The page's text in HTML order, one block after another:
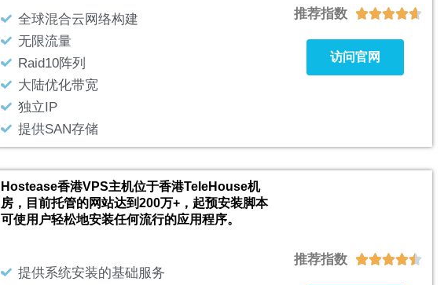
全球混合云网络构建
无限流量
Raid10阵列
大陆优化带宽
独立IP
提供SAN存储
推荐指数 
访问官网
Hostease香港VPS主机位于香港TeleHouse机
房，目前托管的网站达到200万+，起预安装脚本
可使用户轻松地安装任何流行的应用程序。
提供系统安装的基础服务
推荐指数 